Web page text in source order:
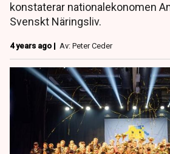
konstaterar nationalekonomen
Svenskt Näringsliv.
4 years ago | Av: Peter Ceder